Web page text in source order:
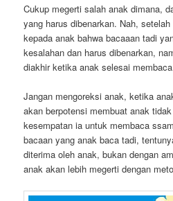
Cukup megerti salah anak dimana,
yang harus dibenarkan. Nah,
kepada anak bahwa bacaaan tadi
kesalahan dan harus dibenarkan,
diakhir ketika anak selesai
Jangan mengoreksi anak, ketika
akan berpotensi membuat anak
kesempatan ia untuk membaca
bacaan yang anak baca tadi,
diterima oleh anak, bukan dengan
anak akan lebih megerti dengan